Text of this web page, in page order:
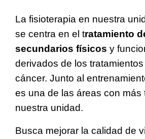
La fisioterapia en nuestra
se centra en el tratamiento
secundarios físicos y
derivados de los
cáncer. Junto al
es una de las áreas con más
nuestra unidad.
Busca mejorar la calidad de